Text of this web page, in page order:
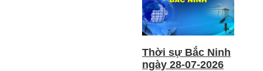
Thời sự Bắc Ninh
ngày 28-07-2026